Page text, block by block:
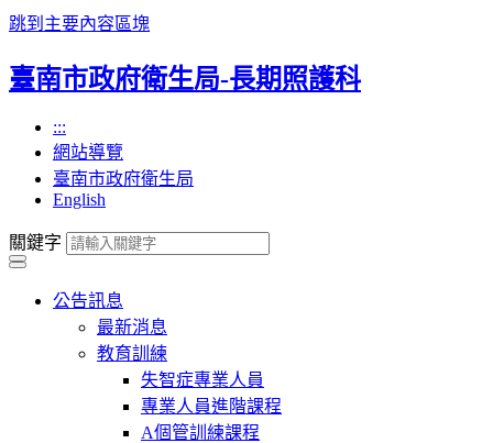
跳到主要內容區塊
臺南市政府衛生局-長期照護科
:::
網站導覽
臺南市政府衛生局
English
關鍵字
公告訊息
最新消息
教育訓練
失智症專業人員
專業人員進階課程
A個管訓練課程